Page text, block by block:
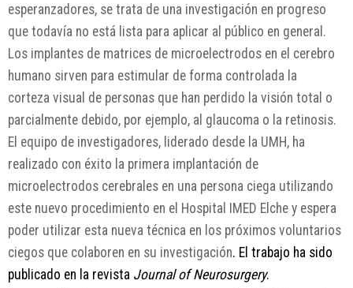
esperanzadores, se trata de una investigación en progreso
que todavía no está lista para aplicar al público en general.
Los implantes de matrices de microelectrodos en el cerebro
humano sirven para estimular de forma controlada la
corteza visual de personas que han perdido la visión total o
parcialmente debido, por ejemplo, al glaucoma o la retinosis.
El equipo de investigadores, liderado desde la UMH, ha
realizado con éxito la primera implantación de
microelectrodos cerebrales en una persona ciega utilizando
este nuevo procedimiento en el Hospital IMED Elche y espera
poder utilizar esta nueva técnica en los próximos voluntarios
ciegos que colaboren en su investigación. El trabajo ha sido
publicado en la revista Journal of Neurosurgery.